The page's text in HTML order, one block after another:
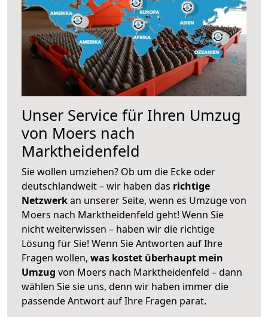
Unser Service für Ihren Umzug
von Moers nach
Marktheidenfeld
Sie wollen umziehen? Ob um die Ecke oder
deutschlandweit – wir haben das richtige
Netzwerkan unserer Seite, wenn es Umzüge von
Moers nach Marktheidenfeld geht! Wenn Sie
nicht weiterwissen – haben wir die richtige
Lösung für Sie! Wenn Sie Antworten auf Ihre
Fragen wollen, was kostet überhaupt mein
Umzug von Moers nach Marktheidenfeld – dann
wählen Sie sie uns, denn wir haben immer die
passende Antwort auf Ihre Fragen parat.